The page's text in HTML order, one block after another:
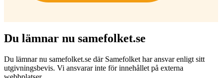
Du lämnar nu samefolket.se
Du lämnar nu samefolket.se där Samefolket har ansvar enligt sitt
utgivningsbevis. Vi ansvarar inte för innehållet på externa